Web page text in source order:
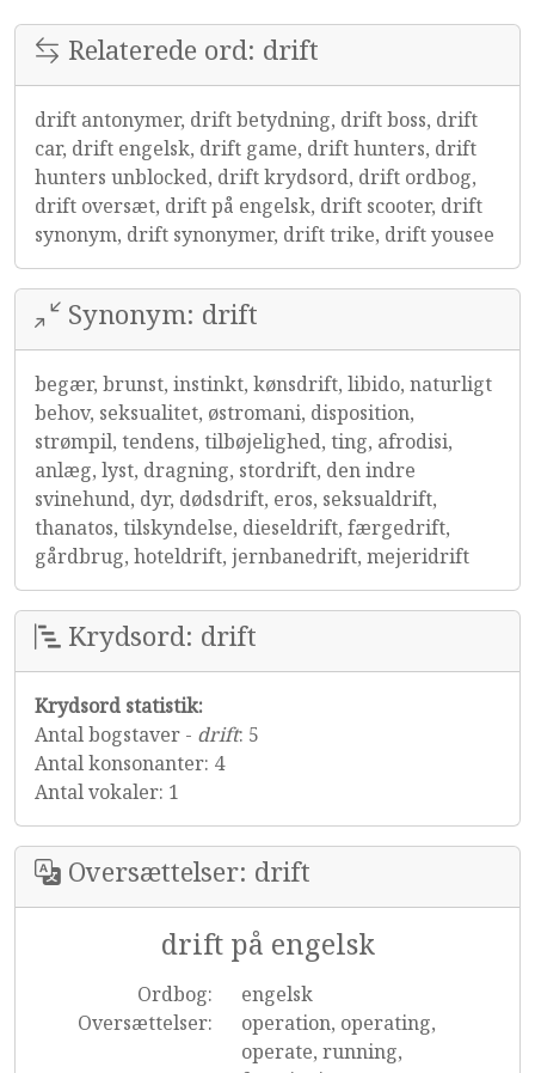
Relaterede ord: drift
drift antonymer, drift betydning, drift boss, drift
car, drift engelsk, drift game, drift hunters, drift
hunters unblocked, drift krydsord, drift ordbog,
drift oversæt, drift på engelsk, drift scooter, drift
synonym, drift synonymer, drift trike, drift yousee
Synonym: drift
begær, brunst, instinkt, kønsdrift, libido, naturligt
behov, seksualitet, østromani, disposition,
strømpil, tendens, tilbøjelighed, ting, afrodisi,
anlæg, lyst, dragning, stordrift, den indre
svinehund, dyr, dødsdrift, eros, seksualdrift,
thanatos, tilskyndelse, dieseldrift, færgedrift,
gårdbrug, hoteldrift, jernbanedrift, mejeridrift
Krydsord: drift
Krydsord statistik:
Antal bogstaver - drift: 5
Antal konsonanter: 4
Antal vokaler: 1
Oversættelser: drift
drift på engelsk
Ordbog:
engelsk
Oversættelser:
operation, operating,
operate, running,